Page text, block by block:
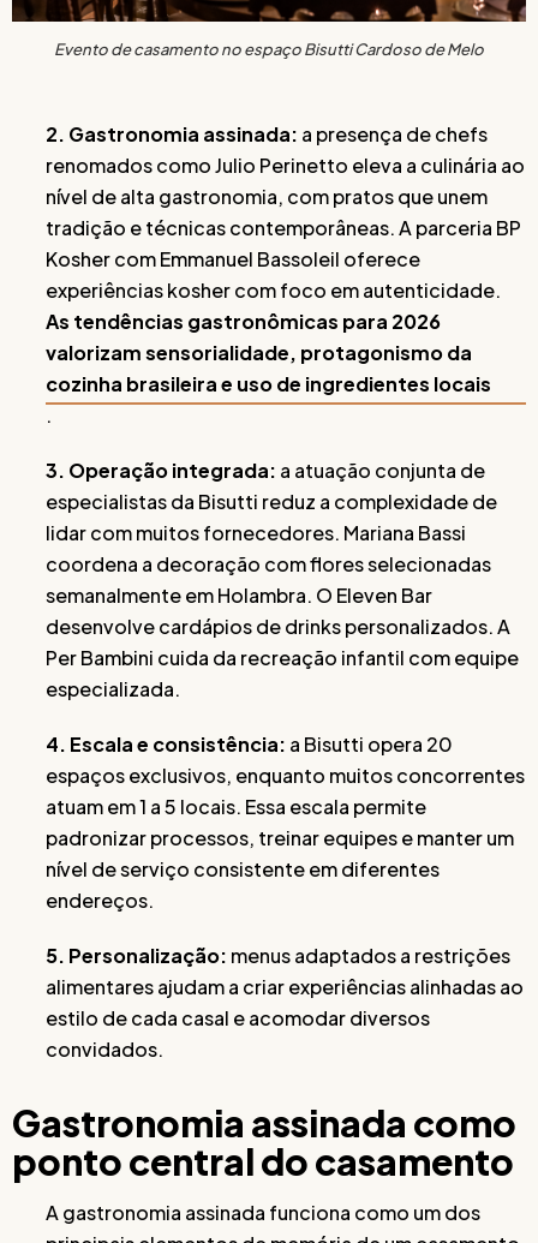
Evento de casamento no espaço Bisutti Cardoso de Melo
2. Gastronomia assinada: a presença de chefs
renomados como Julio Perinetto eleva a culinária ao
nível de alta gastronomia, com pratos que unem
tradição e técnicas contemporâneas. A parceria BP
Kosher com Emmanuel Bassoleil oferece
experiências kosher com foco em autenticidade.
As tendências gastronômicas para 2026
valorizam sensorialidade, protagonismo da
cozinha brasileira e uso de ingredientes locais
.
3. Operação integrada: a atuação conjunta de
especialistas da Bisutti reduz a complexidade de
lidar com muitos fornecedores. Mariana Bassi
coordena a decoração com flores selecionadas
semanalmente em Holambra. O Eleven Bar
desenvolve cardápios de drinks personalizados. A
Per Bambini cuida da recreação infantil com equipe
especializada.
4. Escala e consistência: a Bisutti opera 20
espaços exclusivos, enquanto muitos concorrentes
atuam em 1 a 5 locais. Essa escala permite
padronizar processos, treinar equipes e manter um
nível de serviço consistente em diferentes
endereços.
5. Personalização: menus adaptados a restrições
alimentares ajudam a criar experiências alinhadas ao
estilo de cada casal e acomodar diversos
convidados.
Gastronomia assinada como
ponto central do casamento
A gastronomia assinada funciona como um dos